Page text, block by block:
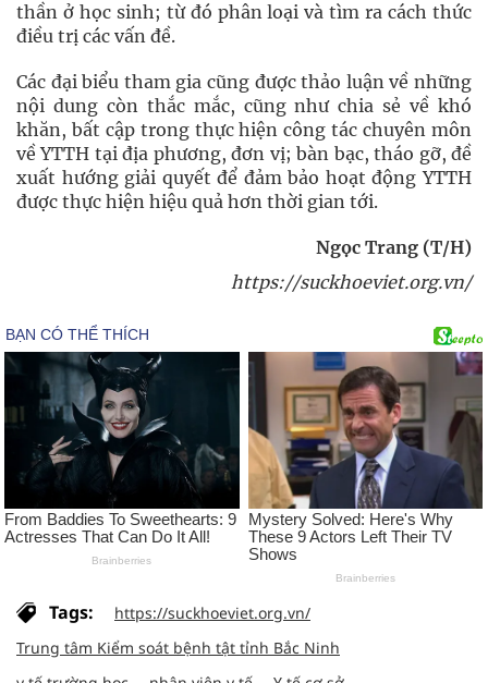
thần ở học sinh; từ đó phân loại và tìm ra cách thức
điều trị các vấn đề.
Các đại biểu tham gia cũng được thảo luận về những
nội dung còn thắc mắc, cũng như chia sẻ về khó
khăn, bất cập trong thực hiện công tác chuyên môn
về YTTH tại địa phương, đơn vị; bàn bạc, tháo gỡ, đề
xuất hướng giải quyết để đảm bảo hoạt động YTTH
được thực hiện hiệu quả hơn thời gian tới.
Ngọc Trang (T/H)
https://suckhoeviet.org.vn/
Tags:
https://suckhoeviet.org.vn/
Trung tâm Kiểm soát bệnh tật tỉnh Bắc Ninh